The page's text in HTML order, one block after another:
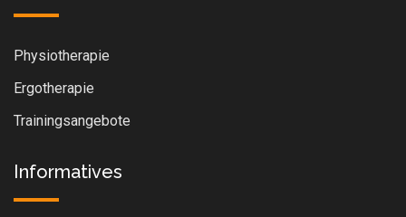
Physiotherapie
Ergotherapie
Trainingsangebote
Informatives